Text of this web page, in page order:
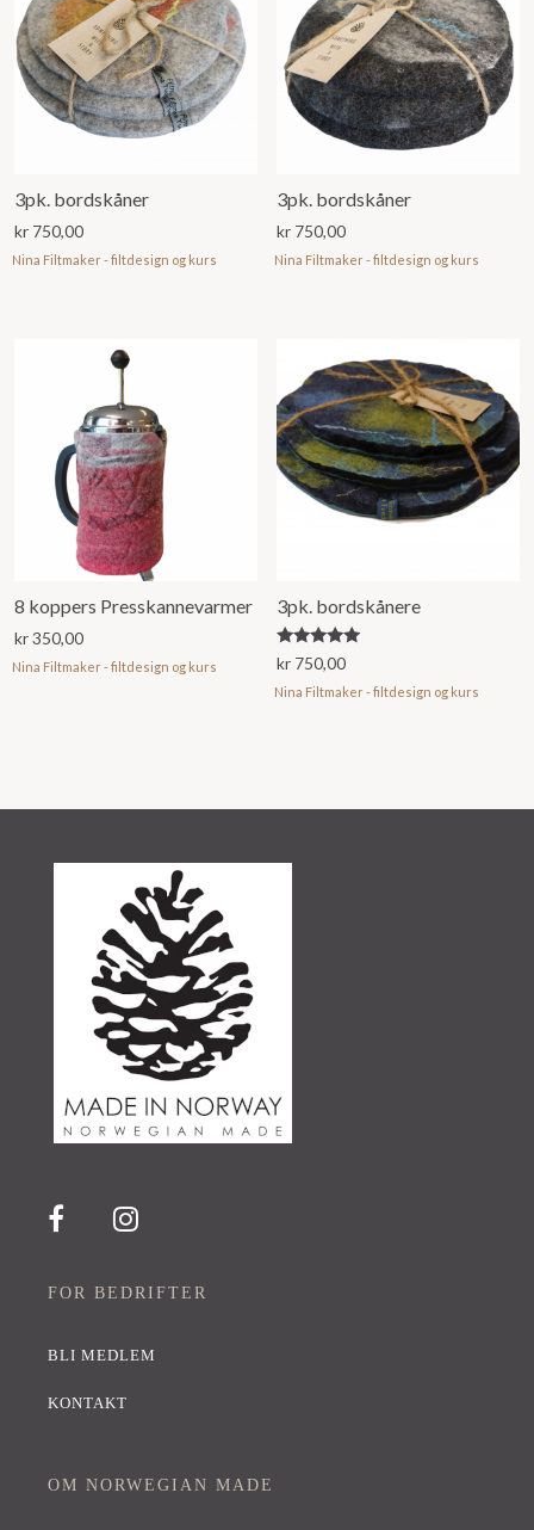
3pk. bordskåner
kr 750,00
Nina Filtmaker - filtdesign og kurs
3pk. bordskåner
kr 750,00
Nina Filtmaker - filtdesign og kurs
8 koppers Presskannevarmer
kr350,00
Nina Filtmaker - filtdesign og kurs
3pk. bordskånere
Vurdert
5.00
av 5
kr 750,00
Nina Filtmaker - filtdesign og kurs
FOR BEDRIFTER
BLI MEDLEM
KONTAKT
OM NORWEGIAN MADE